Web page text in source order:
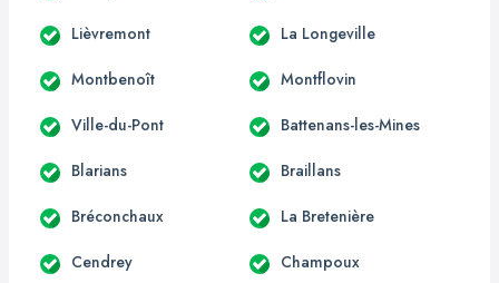
Lièvremont La Longeville
Montbenoît Montflovin
Ville-du-Pont Battenans-les-Mines
Blarians Braillans
Bréconchaux La Bretenière
Cendrey Champoux